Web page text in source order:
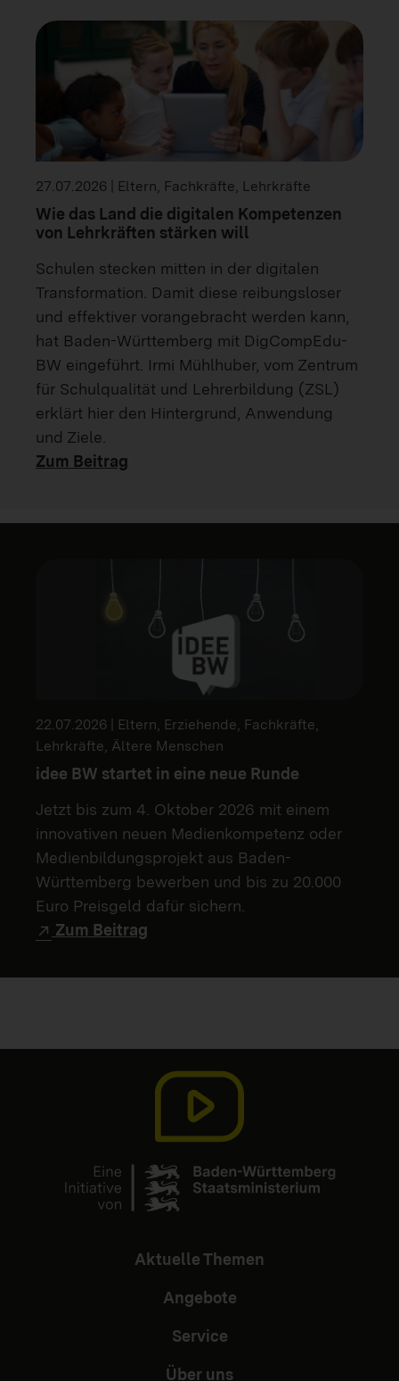
27.07.2026 | Eltern, Fachkräfte, Lehrkräfte
Wie das Land die digitalen Kompetenzen
von Lehrkräften stärken will
Schulen stecken mitten in der digitalen
Transformation. Damit diese reibungsloser
und effektiver vorangebracht werden kann,
hat Baden-Württemberg mit DigCompEdu-
BW eingeführt. Irmi Mühlhuber, vom Zentrum
für Schulqualität und Lehrerbildung (ZSL)
erklärt hier den Hintergrund, Anwendung
und Ziele.
Zum Beitrag
22.07.2026 | Eltern, Erziehende, Fachkräfte,
Lehrkräfte, Ältere Menschen
idee BW startet in eine neue Runde
Jetzt bis zum 4. Oktober 2026 mit einem
innovativen neuen Medienkompetenz oder
Medienbildungsprojekt aus Baden-
Württemberg bewerben und bis zu 20.000
Euro Preisgeld dafür sichern.
Zum Beitrag
Aktuelle Themen
Angebote
Service
Über uns